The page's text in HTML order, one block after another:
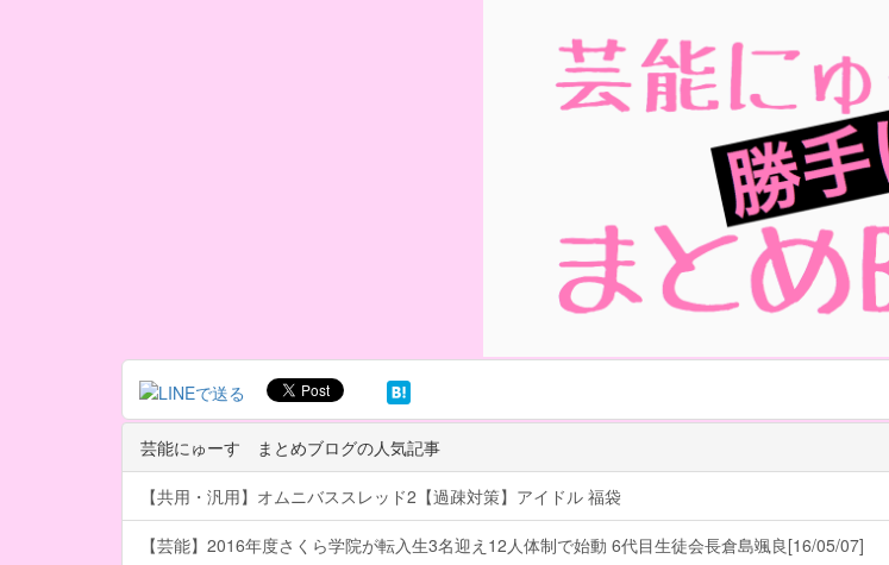
芸能にゅーす まとめブログの人気記事
【共用・汎用】オムニバススレッド2【過疎対策】アイドル 福袋
【芸能】2016年度さくら学院が転入生3名迎え12人体制で始動 6代目生徒会長倉島颯良[16/05/07]